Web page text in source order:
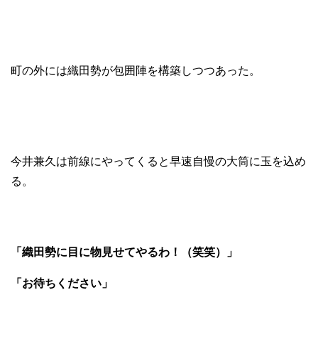
町の外には織田勢が包囲陣を構築しつつあった。
今井兼久は前線にやってくると早速自慢の大筒に玉を込め
る。
「織田勢に目に物見せてやるわ！（笑笑）」
「お待ちください」